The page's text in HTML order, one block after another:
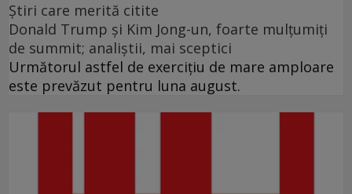
Ştiri care merită citite
Donald Trump şi Kim Jong-un, foarte mulţumiţi
de summit; analiştii, mai sceptici
Următorul astfel de exerciţiu de mare amploare
este prevăzut pentru luna august.